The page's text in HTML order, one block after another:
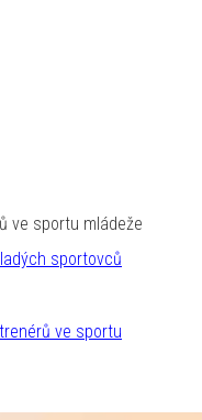
ve sportu mládeže
sportovců
ve sportu